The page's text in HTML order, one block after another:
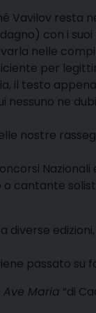
Vavilov resta
con i suoi
nelle
per
il testo
ne
nostre
passato
Ave Maria “di